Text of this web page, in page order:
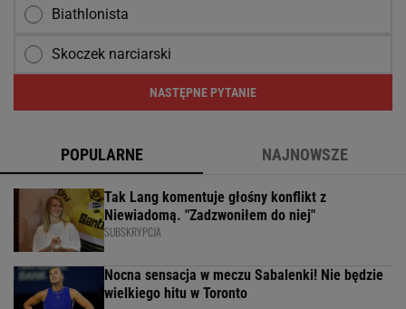
Biathlonista
Skoczek narciarski
NASTĘPNE PYTANIE
POPULARNE NAJNOWSZE
Tak Lang komentuje głośny konflikt z
Niewiadomą. "Zadzwoniłem do niej"
SUBSKRYPCJA
Nocna sensacja w meczu Sabalenki! Nie będzie
wielkiego hitu w Toronto